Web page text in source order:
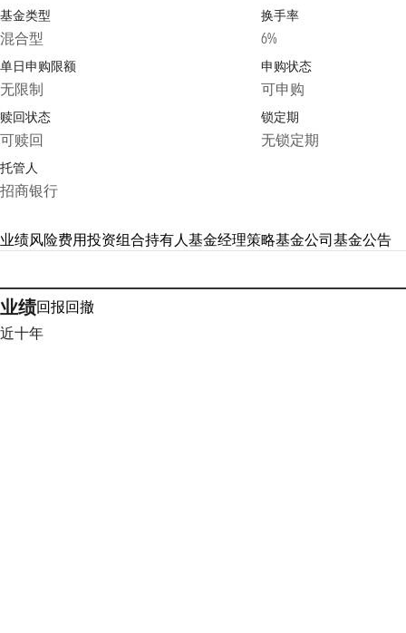
基金类型
混合型
换手率
6%
单日申购限额
无限制
申购状态
可申购
赎回状态
可赎回
锁定期
无锁定期
托管人
招商银行
业绩风险费用投资组合持有人基金经理策略基金公司基金公告
业绩回报回撤
近十年